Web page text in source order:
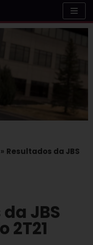
» Resultados da JBS
JBS
2T21